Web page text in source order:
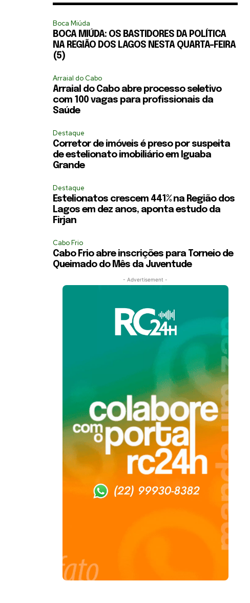
Boca Miúda
BOCA MIÚDA: OS BASTIDORES DA POLÍTICA
NA REGIÃO DOS LAGOS NESTA QUARTA-FEIRA
(5)
Arraial do Cabo
Arraial do Cabo abre processo seletivo
com 100 vagas para profissionais da
Saúde
Destaque
Corretor de imóveis é preso por suspeita
de estelionato imobiliário em Iguaba
Grande
Destaque
Estelionatos crescem 441% na Região dos
Lagos em dez anos, aponta estudo da
Firjan
Cabo Frio
Cabo Frio abre inscrições para Torneio de
Queimado do Mês da Juventude
- Advertisement -